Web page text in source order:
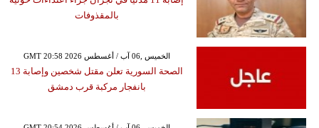
بالمقذوفات
GMT 20:58 2026 الخميس ,06 آب / أغسطس
الصحة السورية تعلن مقتل شخصين وإصابة 13
بانفجار مركبة قرب دمشق